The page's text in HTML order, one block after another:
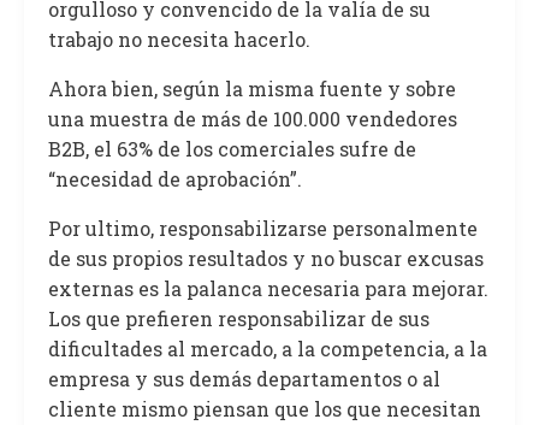
orgulloso y convencido de la valía de su
trabajo no necesita hacerlo.
Ahora bien, según la misma fuente y sobre
una muestra de más de 100.000 vendedores
B2B, el 63% de los comerciales sufre de
“necesidad de aprobación”.
Por ultimo, responsabilizarse personalmente
de sus propios resultados y no buscar excusas
externas es la palanca necesaria para mejorar.
Los que prefieren responsabilizar de sus
dificultades al mercado, a la competencia, a la
empresa y sus demás departamentos o al
cliente mismo piensan que los que necesitan